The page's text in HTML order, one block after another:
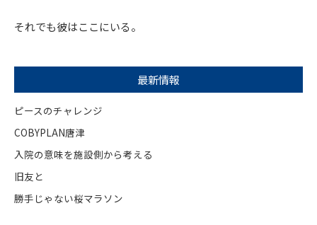
それでも彼はここにいる。
最新情報
ピースのチャレンジ
COBYPLAN唐津
入院の意味を施設側から考える
旧友と
勝手じゃない桜マラソン